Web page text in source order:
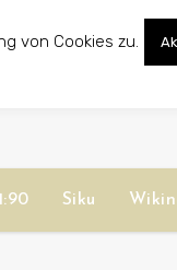
Siku
von Cookies zu.